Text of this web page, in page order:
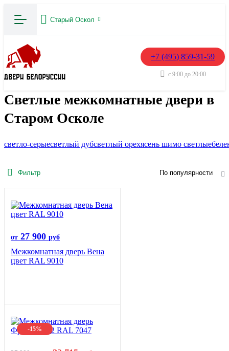
Старый Оскол
+7 (495) 859-31-59
с 9:00 до 20:00
Светлые межкомнатные двери в
Старом Осколе
светло-серыесветлый дубсветлый орехясень шимо светлые
Фильтр По популярности
от 27 900 руб
Межкомнатная дверь Вена
цвет RAL 9010
-15%